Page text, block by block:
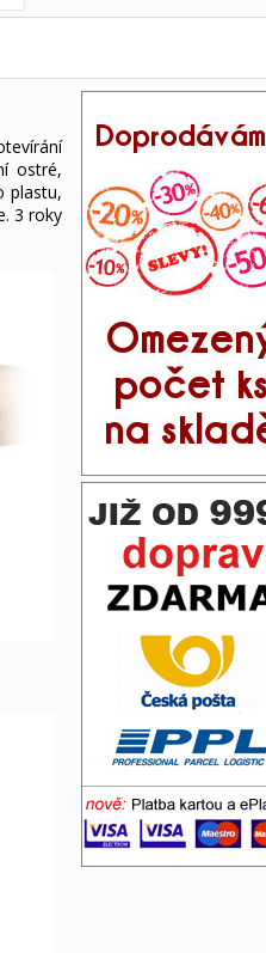
ostré,
plastu,
3 roky